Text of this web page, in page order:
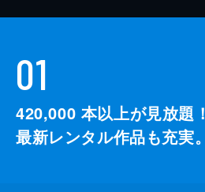
01
420,000 本以上が見放題！
最新レンタル作品も充実。